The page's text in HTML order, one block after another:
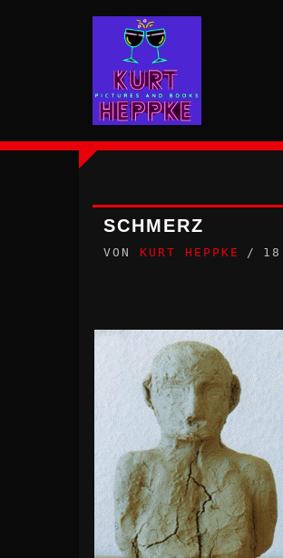
SCHMERZ
VON KURT HEPPKE